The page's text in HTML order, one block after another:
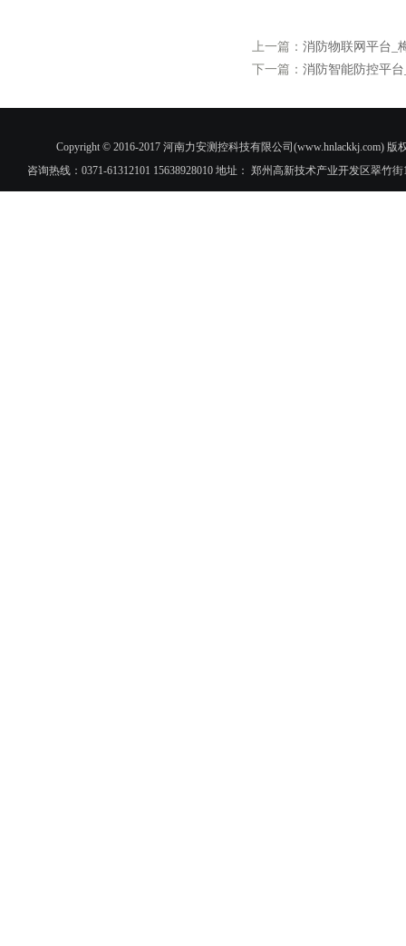
上一篇： 消防物联网平台_
下一篇： 消防智能防控平
Copyright © 2016-2017 河南力安测控科技有限公司(www.hnlackkj.com)
咨询热线：0371-61312101 15638928010 地址： 郑州高新技术产业开发区翠竹